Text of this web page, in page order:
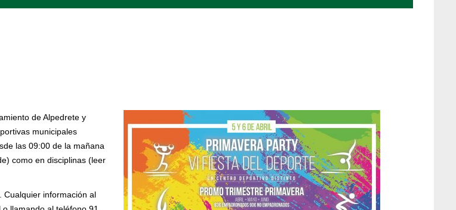
de Alpedrete y
municipales
las 09:00 de la mañana
como en disciplinas (leer
Cualquier información al